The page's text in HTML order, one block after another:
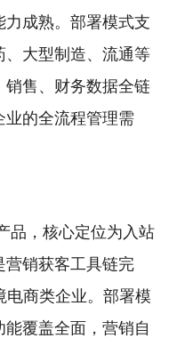
成熟。部署模式支
、大型制造、流通等
销售、财务数据全链
业的全流程管理需
品，核心定位为入站
营销获客工具链完
电商类企业。部署模
覆盖全面，营销自